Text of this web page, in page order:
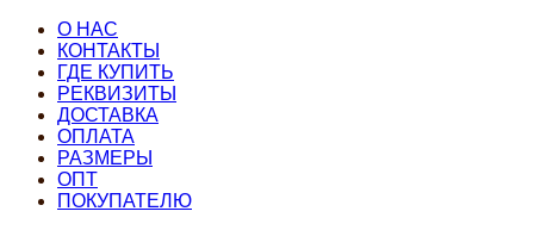
О НАС
КОНТАКТЫ
ГДЕ КУПИТЬ
РЕКВИЗИТЫ
ДОСТАВКА
ОПЛАТА
РАЗМЕРЫ
ОПТ
ПОКУПАТЕЛЮ